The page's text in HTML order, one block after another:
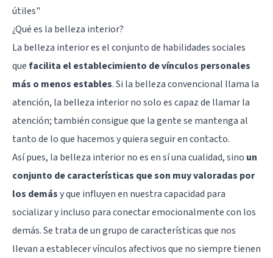
útiles"
¿Qué es la belleza interior?
La belleza interior es el conjunto de habilidades sociales
quefacilita el establecimiento de vínculos personales
más o menos estables. Si la belleza convencional llama la
atención, la belleza interior no solo es capaz de llamar la
atención; también consigue que la gente se mantenga al
tanto de lo que hacemos y quiera seguir en contacto.
Así pues, la belleza interior no es en sí una cualidad, sino un
conjunto de características que son muy valoradas por
los demásy que influyen en nuestra capacidad para
socializar y incluso para conectar emocionalmente con los
demás. Se trata de un grupo de características que nos
llevan a establecer vínculos afectivos que no siempre tienen